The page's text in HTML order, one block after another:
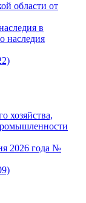
области от
в
наследия
хозяйства,
2026 года №